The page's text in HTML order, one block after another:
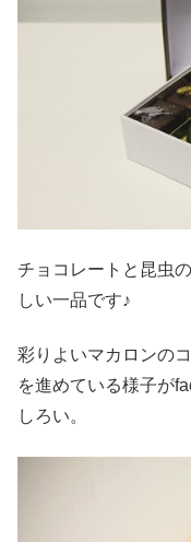
チョコレートと昆虫
しい一品です♪
彩りよいマカロンの
を進めている様子が
しろい。